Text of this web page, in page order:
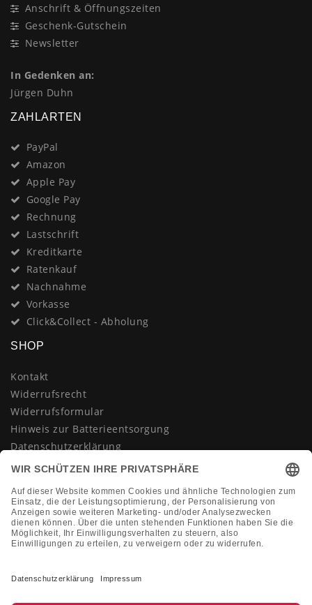
Anschrift & Öffnungszeiten
Geschenk-Gutschein
Newsletter
In Gedenken an:
Jürgen Duhn
ZAHLARTEN
PayPal
Amazon
Apple Pay
Google Pay
Rechnung
Lastschrift
Kreditkarte
Ratenkauf
Nachnahme
Vorkasse
Click&Collect - Abholung
SHOP
Kontakt
Widerrufsrecht
Widerrufsformular
Hinweis zur Batterieentsorgung
Datenschutzerklärung
AGB
Vertrag widerrufen
KONTAKT
+49 (0)2133 210433